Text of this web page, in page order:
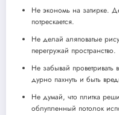
Не экономь на затирке.
потрескается.
Не делай аляповатые
перегружай пространство.
Не забывай
дурно пахнуть и быть
Не думай, что плитка
облупленный потолок